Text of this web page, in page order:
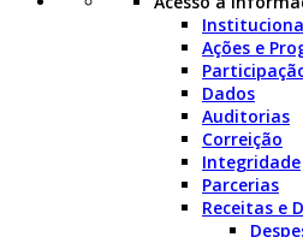
Ações e
Dados
Auditorias
Correição
Integridade
Parcerias
Receitas e